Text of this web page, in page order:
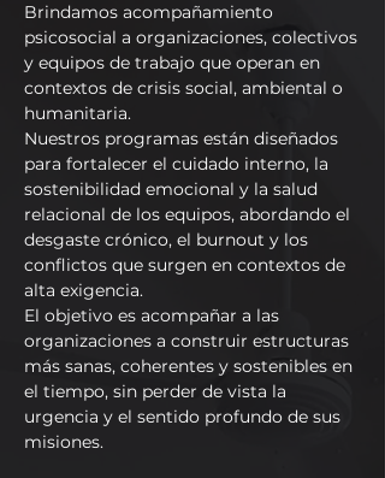
Brindamos acompañamiento
psicosocial a organizaciones, colectivos
y equipos de trabajo que operan en
contextos de crisis social, ambiental o
humanitaria.
Nuestros programas están diseñados
para fortalecer el cuidado interno, la
sostenibilidad emocional y la salud
relacional de los equipos, abordando el
desgaste crónico, el burnout y los
conflictos que surgen en contextos de
alta exigencia.
El objetivo es acompañar a las
organizaciones a construir estructuras
más sanas, coherentes y sostenibles en
el tiempo, sin perder de vista la
urgencia y el sentido profundo de sus
misiones.